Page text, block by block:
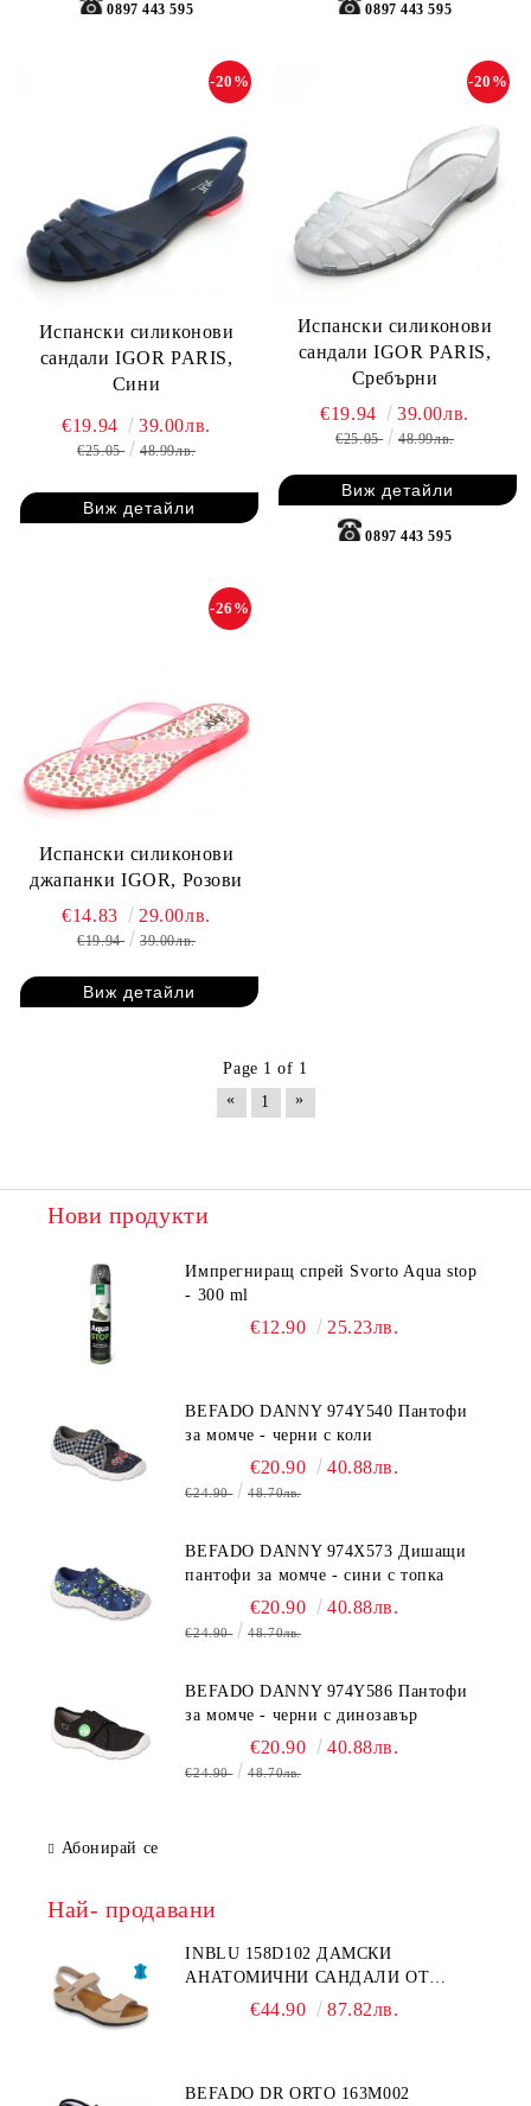
0897 443 595 0897 443 595
Испански силиконови
сандали IGOR PARIS,
Сини
-20%
€19.94 39.00лв.
€25.05 48.99лв.
Виж детайли
Испански силиконови
сандали IGOR PARIS,
Сребърни
-20%
€19.94 39.00лв.
€25.05 48.99лв.
Виж детайли
0897 443 595
Испански силиконови
джапанки IGOR, Розови
-26%
€14.83 29.00лв.
€19.94 39.00лв.
Виж детайли
Page 1 of 1
«
1 »
Нови продукти
Импрегниращ спрей Svorto Aqua stop
- 300 ml
€12.90 25.23лв.
BEFADO DANNY 974Y540 Пантофи
за момче - черни с коли
€20.90 40.88лв.
€24.90 48.70лв.
BEFADO DANNY 974X573 Дишащи
пантофи за момче - сини с топка
€20.90 40.88лв.
€24.90 48.70лв.
BEFADO DANNY 974Y586 Пантофи
за момче - черни с динозавър
€20.90 40.88лв.
€24.90 48.70лв.
Абонирай се
Най- продавани
INBLU 158D102 ДАМСКИ
АНАТОМИЧНИ САНДАЛИ ОТ
ЕСТЕСТВЕНА КОЖА, БЕЖОВИ
€44.90 87.82лв.
BEFADO DR ORTO 163M002